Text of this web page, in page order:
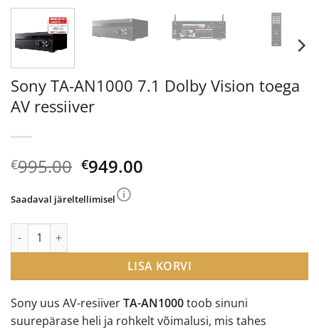
Sony TA-AN1000 7.1 Dolby Vision toega
AV ressiiver
€995.00 Algne
oli:
€949.00
Sony uus AV-resiiverTA-AN1000toob sinuni
suurepärase heli ja rohkelt võimalusi, mis tahes
Saadaval järeltellimisel
Sony TA-AN1000 7.1 Dolby Vision toega AV ressiiver kogus
LISA KORVI